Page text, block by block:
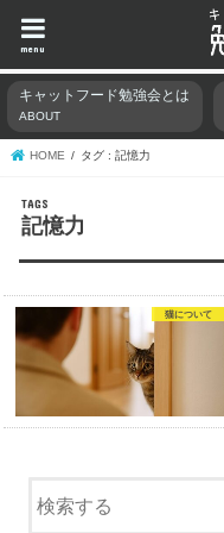
menu
キャットフード勉強会とは
ABOUT
HOME タグ : 記憶力
記憶力
猫について